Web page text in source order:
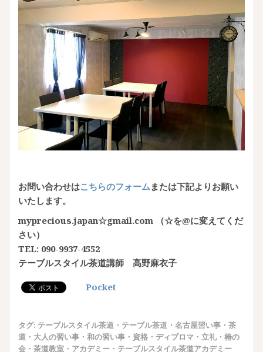
お問い合わせはこちらのフォーム または下記よりお願い
いたします。
myprecious.japan☆gmail.com （☆を@に変えてくだ
さい）
TEL: 090-9937-4552
テーブルスタイル茶道講師 高野麻衣子
Pocket
タグ: テーブルスタイル茶道 ・ テーブル茶道 ・ 名古屋習い事 ・ 茶
道 ・ 大人の習い事 ・ 和の習い事 ・ 資格 ・ ディプロマ ・ 立礼 ・ 椿の
会 ・ 茶道教室 ・ アカデミー ・ テーブルスタイル茶道アカデミー